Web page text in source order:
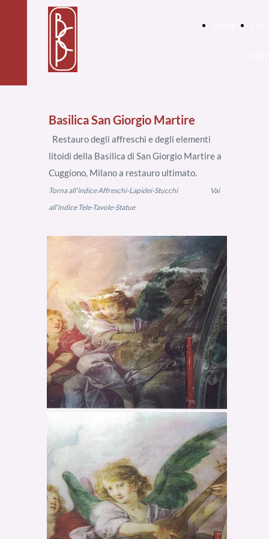
Basilica San Giorgio Martire
Restauro degli affreschi e degli elementi
litoidi della Basilica di San Giorgio Martire a
Cuggiono, Milano a restauro ultimato.
Torna all'indice Affreschi-Lapidei-Stucchi
Vai
all'indice Tele-Tavole-Statue